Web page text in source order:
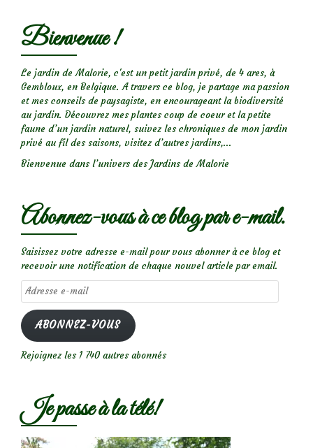
Bienvenue !
Le jardin de Malorie, c'est un petit jardin privé, de 4 ares, à
Gembloux, en Belgique. A travers ce blog, je partage ma passion
et mes conseils de paysagiste, en encourageant la biodiversité
au jardin. Découvrez mes plantes coup de coeur et la petite
faune d’un jardin naturel, suivez les chroniques de mon jardin
privé au fil des saisons, visitez d’autres jardins,...
Bienvenue dans l’univers des Jardins de Malorie
Abonnez-vous à ce blog par e-mail.
Saisissez votre adresse e-mail pour vous abonner à ce blog et
recevoir une notification de chaque nouvel article par email.
Adresse
e-
mail
ABONNEZ-VOUS
Rejoignez les 1 740 autres abonnés
Je passe à la télé!